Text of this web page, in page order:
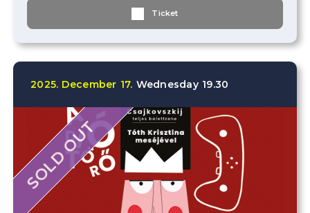
Ticket
2025. December 17. Wednesday 19.30
SOLD OUT